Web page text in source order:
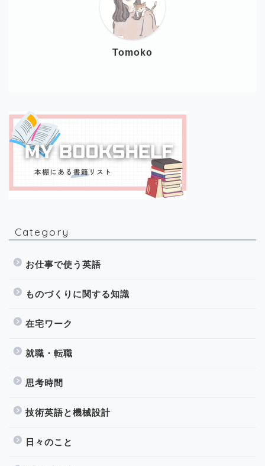
Tomoko
Category
お仕事で使う英語
ものづくりに関する知識
在宅ワーク
就職・転職
思考時間
技術英語と機械設計
日々のこと